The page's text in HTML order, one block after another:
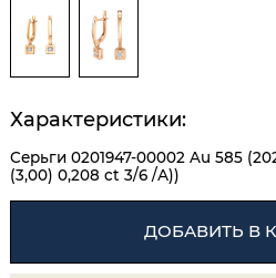
Характеристики:
Серьги 0201947-00002 Au 585
(3,00) 0,208 ct 3/6 /А))
ДОБАВИТЬ В